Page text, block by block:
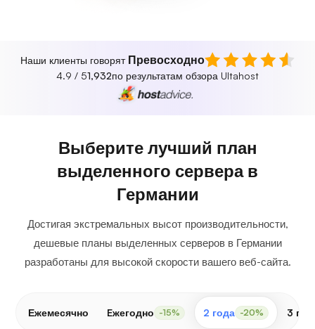
Наши клиенты говорят Превосходно
4.9 / 51,932по результатам обзора Ultahost
Выберите лучший план
выделенного сервера в
Германии
Достигая экстремальных высот производительности,
дешевые планы выделенных серверов в Германии
разработаны для высокой скорости вашего веб-сайта.
Ежемесячно Eжегодно -15% 2 года -20% 3